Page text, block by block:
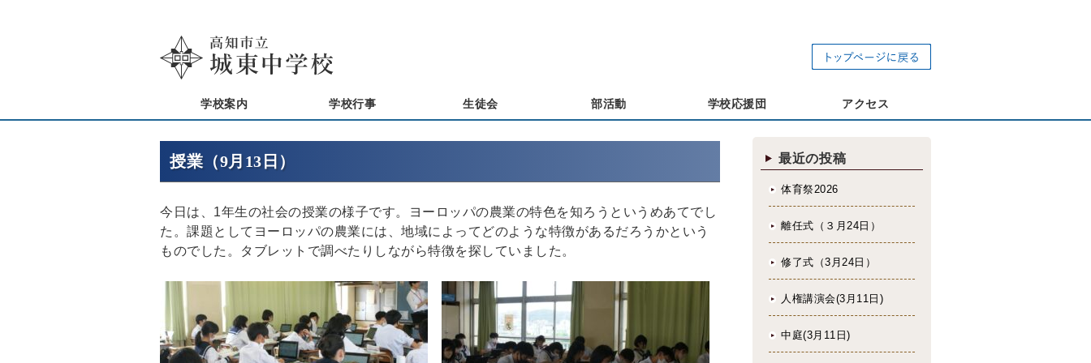
学校案内 学校行事 生徒会 部活動 学校応援団 アクセス
授業（9月13日）
今日は、1年生の社会の授業の様子です。ヨーロッパの農業の特色を知ろうというめあてでし
た。課題としてヨーロッパの農業には、地域によってどのような特徴があるだろうかという
ものでした。タブレットで調べたりしながら特徴を探していました。
最近の投稿
体育祭2026
離任式（３月24日）
修了式（3月24日）
人権講演会(3月11日)
中庭(3月11日)